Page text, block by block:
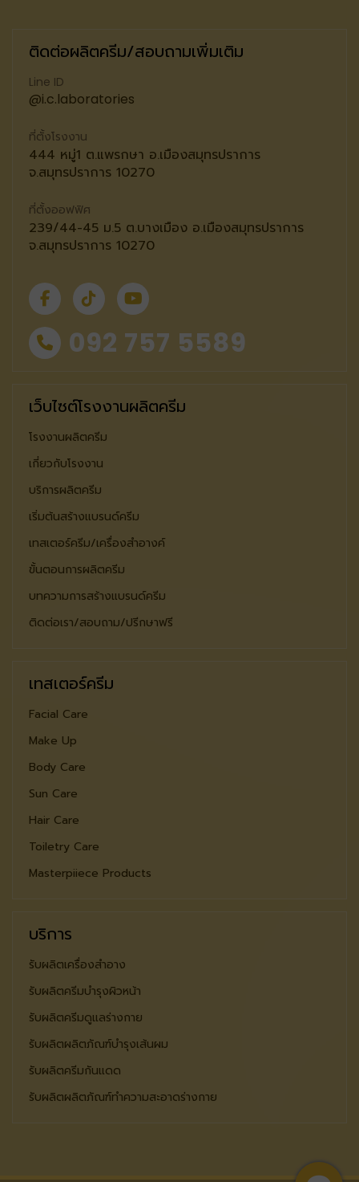
ติดต่อผลิตครีม/สอบถามเพิ่มเติม
Line ID
@i.c.laboratories
ที่ตั้งโรงงาน
444 หมู่1 ต.แพรกษา อ.เมืองสมุทรปราการ
จ.สมุทรปราการ 10270
ที่ตั้งออฟฟิศ
239/44-45 ม.5 ต.บางเมือง อ.เมืองสมุทรปราการ
จ.สมุทรปราการ 10270
092 757 5589
เว็บไซต์โรงงานผลิตครีม
โรงงานผลิตครีม
เกี่ยวกับโรงงาน
บริการผลิตครีม
เริ่มต้นสร้างแบรนด์ครีม
เทสเตอร์ครีม/เครื่องสำอางค์
ขั้นตอนการผลิตครีม
บทความการสร้างแบรนด์ครีม
ติดต่อเรา/สอบถาม/ปรีกษาฟรี
เทสเตอร์ครีม
Facial Care
Make Up
Body Care
Sun Care
Hair Care
Toiletry Care
Masterpiiece Products
บริการ
รับผลิตเครื่องสำอาง
รับผลิตครีมบำรุงผิวหน้า
รับผลิตครีมดูแลร่างกาย
รับผลิตผลิตภัณฑ์บำรุงเส้นผม
รับผลิตครีมกันแดด
รับผลิตผลิตภัณฑ์ทำความสะอาดร่างกาย